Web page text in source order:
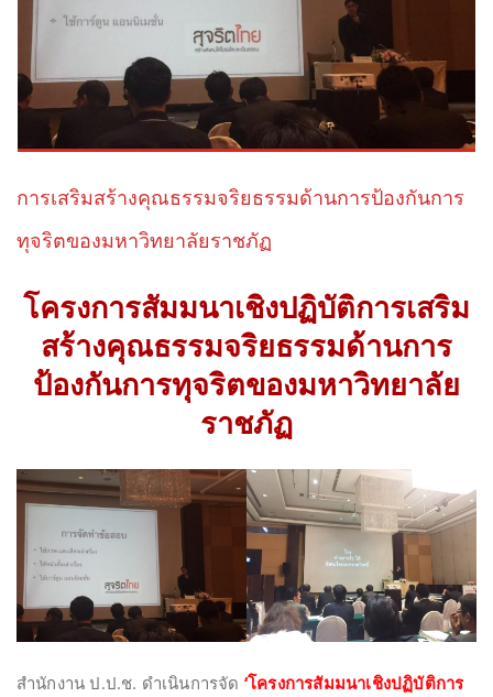
การเสริมสร้างคุณธรรมจริยธรรมด้านการป้องกันการ
ทุจริตของมหาวิทยาลัยราชภัฏ
โครงการสัมมนาเชิงปฏิบัติการเสริม
สร้างคุณธรรมจริยธรรมด้านการ
ป้องกันการทุจริตของมหาวิทยาลัย
ราชภัฏ
สำนักงาน ป.ป.ช. ดำเนินการจัด ‘โครงการสัมมนาเชิงปฏิบัติการ